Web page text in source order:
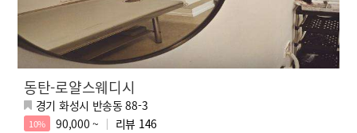
동탄-로얄스웨디시
경기 화성시 반송동 88-3
10% 90,000 ~ 리뷰 146